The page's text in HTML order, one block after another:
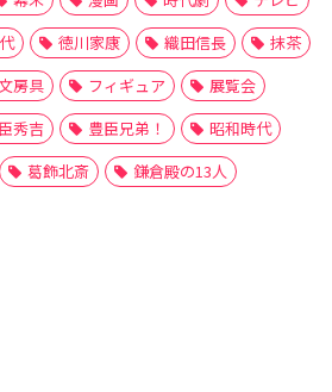
徳川家康 織田信長
抹茶
房具 フィギュア
展覧会
秀吉 豊臣兄弟！
昭和時代
葛飾北斎 鎌倉殿の13人